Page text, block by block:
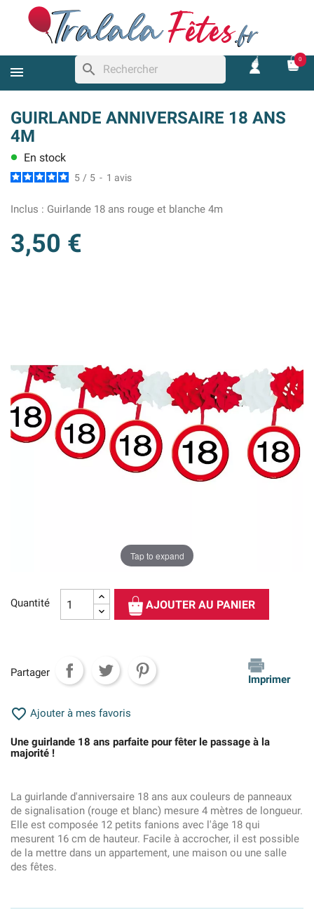
search
0
GUIRLANDE ANNIVERSAIRE 18 ANS
4M
lens En stock
5 / 5 - 1 avis
Inclus : Guirlande 18 ans rouge et blanche 4m
3,50 €
Tap to expand
Quantité AJOUTER AU PANIER
Partager
Imprimer
 Ajouter à mes favoris
Une guirlande 18 ans parfaite pour fêter le passage à la
majorité !
La guirlande d'anniversaire 18 ans aux couleurs de panneaux
de signalisation (rouge et blanc) mesure 4 mètres de longueur.
Elle est composée 12 petits fanions avec l'âge 18 qui
mesurent 16 cm de hauteur. Facile à accrocher, il est possible
de la mettre dans un appartement, une maison ou une salle
des fêtes.